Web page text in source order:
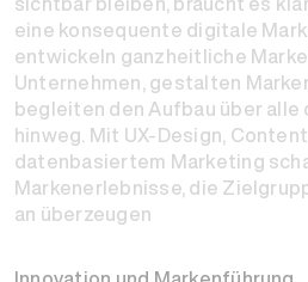
eine konsequente digitale
entwickeln ganzheitliche
Unternehmen, gestalten
begleiten den Aufbau über alle
hinweg. Mit UX-Design,
datenbasiertem Marketing
Markenerlebnisse, die
an überzeugen